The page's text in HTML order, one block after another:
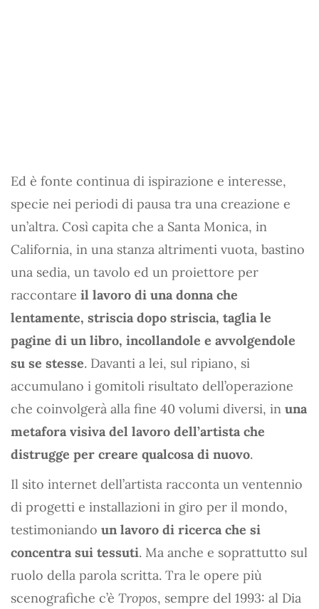
Ed è fonte continua di ispirazione e interesse,
specie nei periodi di pausa tra una creazione e
un’altra. Così capita che a Santa Monica, in
California, in una stanza altrimenti vuota, bastino
una sedia, un tavolo ed un proiettore per
raccontare il lavoro di una donna che
lentamente, striscia dopo striscia, taglia le
pagine di un libro, incollandole e avvolgendole
su se stesse. Davanti a lei, sul ripiano, si
accumulano i gomitoli risultato dell’operazione
che coinvolgerà alla fine 40 volumi diversi, in una
metafora visiva del lavoro dell’artista che
distrugge per creare qualcosa di nuovo.
Il sito internet dell’artista racconta un ventennio
di progetti e installazioni in giro per il mondo,
testimoniando un lavoro di ricerca che si
concentra sui tessuti. Ma anche e soprattutto sul
ruolo della parola scritta. Tra le opere più
scenografiche c’è Tropos, sempre del 1993: al Dia